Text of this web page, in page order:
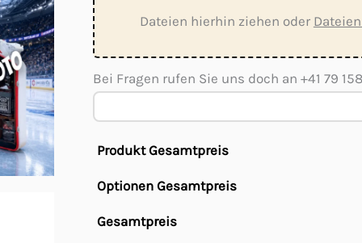
Dateien hierhin ziehen oder
Bei Fragen rufen Sie uns doch an +41 79
Produkt Gesamtpreis
Optionen Gesamtpreis
Gesamtpreis